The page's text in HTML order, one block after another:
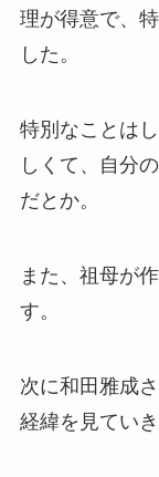
理が得意で、
した。
特別なことは
しくて、自分
だとか。
また、祖母が
す。
次に和田雅成
経緯を見てい